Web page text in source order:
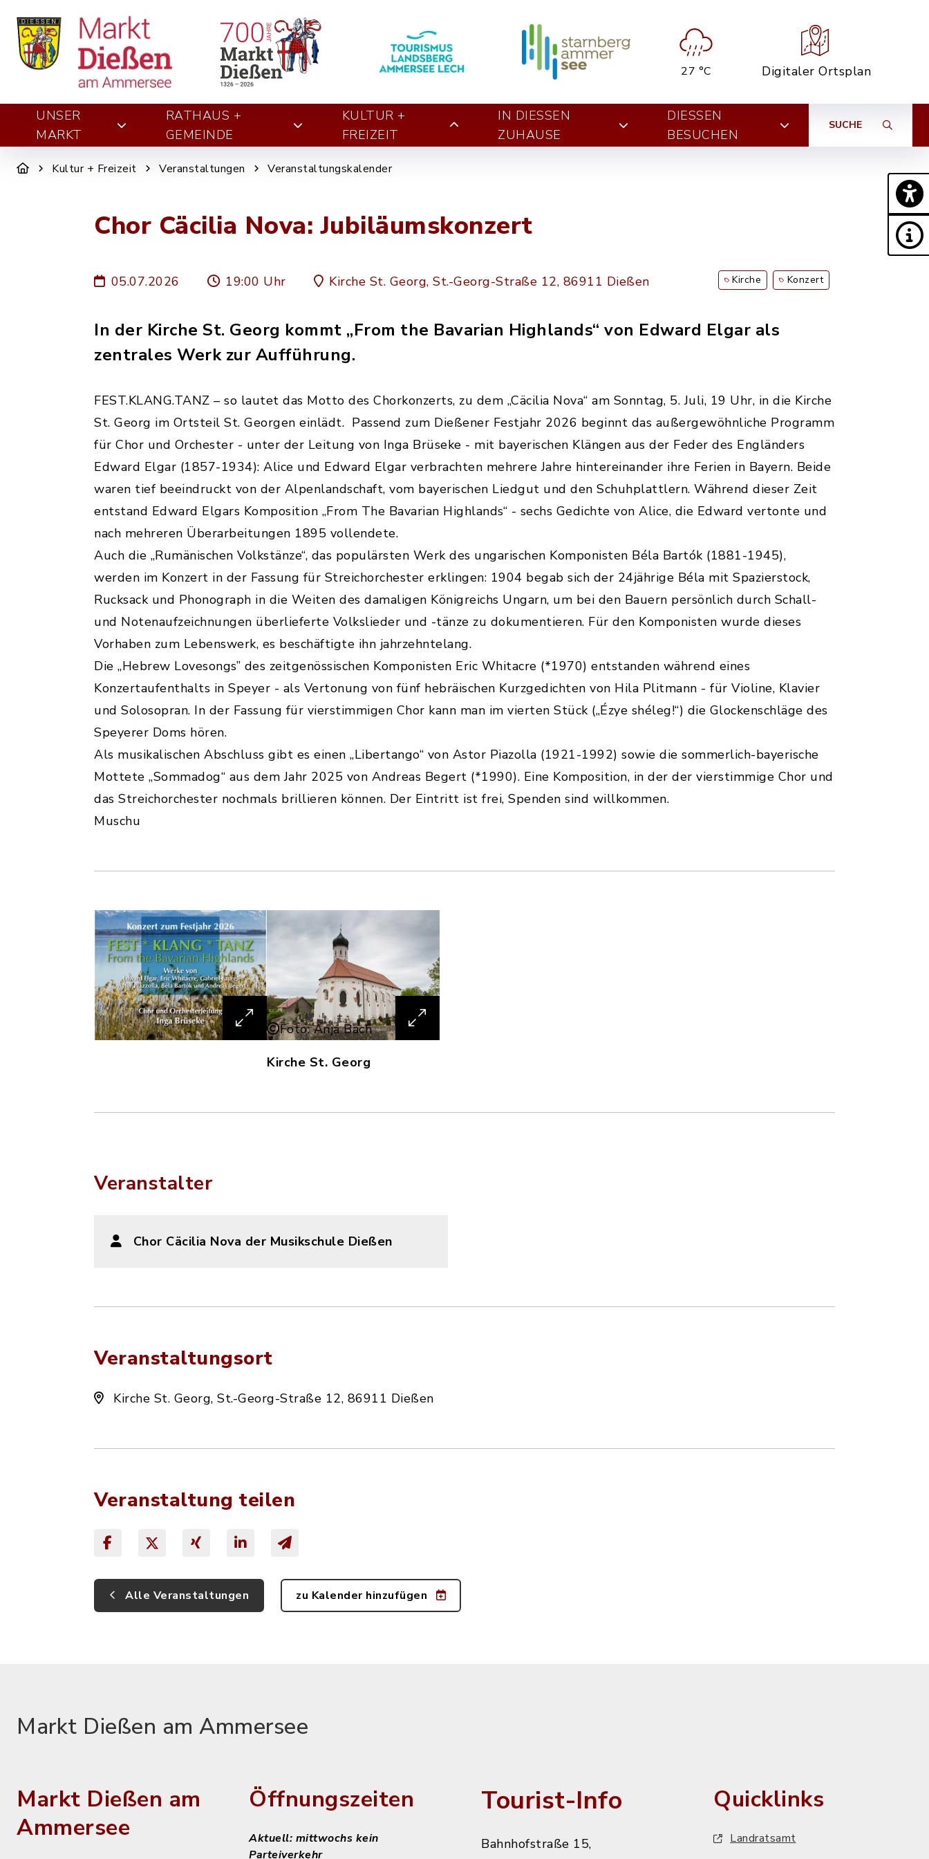
27 °C Digitaler Ortsplan
UNSER
MARKT
RATHAUS +
GEMEINDE
KULTUR +
FREIZEIT
IN DIESSEN Z
UHAUSE
DIESSEN B
ESUCHEN
SUCHE
Kultur + Freizeit Veranstaltungen Veranstaltungskalender
Chor Cäcilia Nova: Jubiläumskonzert
05.07.2026 19:00 Uhr Kirche St. Georg, St.-Georg-Straße 12, 86911 Dießen Kirche Konzert
In der Kirche St. Georg kommt „From the Bavarian Highlands“ von Edward Elgar als
zentrales Werk zur Aufführung.
FEST.KLANG.TANZ – so lautet das Motto des Chorkonzerts, zu dem „Cäcilia Nova“ am Sonntag, 5. Juli, 19 Uhr, in die Kirche
St. Georg im Ortsteil St. Georgen einlädt. Passend zum Dießener Festjahr 2026 beginnt das außergewöhnliche Programm
für Chor und Orchester - unter der Leitung von Inga Brüseke - mit bayerischen Klängen aus der Feder des Engländers
Edward Elgar (1857-1934): Alice und Edward Elgar verbrachten mehrere Jahre hintereinander ihre Ferien in Bayern. Beide
waren tief beeindruckt von der Alpenlandschaft, vom bayerischen Liedgut und den Schuhplattlern. Während dieser Zeit
entstand Edward Elgars Komposition „From The Bavarian Highlands“ - sechs Gedichte von Alice, die Edward vertonte und
nach mehreren Überarbeitungen 1895 vollendete.
Auch die „Rumänischen Volkstänze“, das populärsten Werk des ungarischen Komponisten Béla Bartók (1881-1945),
werden im Konzert in der Fassung für Streichorchester erklingen: 1904 begab sich der 24jährige Béla mit Spazierstock,
Rucksack und Phonograph in die Weiten des damaligen Königreichs Ungarn, um bei den Bauern persönlich durch Schall-
und Notenaufzeichnungen überlieferte Volkslieder und -tänze zu dokumentieren. Für den Komponisten wurde dieses
Vorhaben zum Lebenswerk, es beschäftigte ihn jahrzehntelang.
Die „Hebrew Lovesongs” des zeitgenössischen Komponisten Eric Whitacre (*1970) entstanden während eines
Konzertaufenthalts in Speyer - als Vertonung von fünf hebräischen Kurzgedichten von Hila Plitmann - für Violine, Klavier
und Solosopran. In der Fassung für vierstimmigen Chor kann man im vierten Stück („Ézye shéleg!“) die Glockenschläge des
Speyerer Doms hören.
Als musikalischen Abschluss gibt es einen „Libertango“ von Astor Piazolla (1921-1992) sowie die sommerlich-bayerische
Mottete „Sommadog“ aus dem Jahr 2025 von Andreas Begert (*1990). Eine Komposition, in der der vierstimmige Chor und
das Streichorchester nochmals brillieren können. Der Eintritt ist frei, Spenden sind willkommen.
Muschu
Foto: Anja Bach
Kirche St. Georg
Veranstalter
Chor Cäcilia Nova der Musikschule Dießen
Veranstaltungsort
Kirche St. Georg, St.-Georg-Straße 12, 86911 Dießen
Veranstaltung teilen
Alle Veranstaltungen zu Kalender hinzufügen
Markt Dießen am Ammersee
Markt Dießen am
Ammersee
Öffnungszeiten
Aktuell: mittwochs kein
Parteiverkehr
Tourist-Info
Bahnhofstraße 15,
Quicklinks
Landratsamt